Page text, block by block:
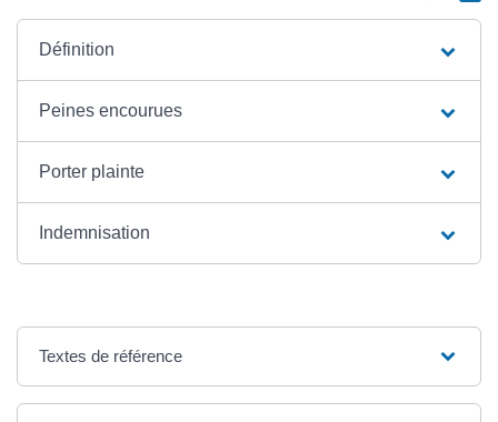
Définition
Peines encourues
Porter plainte
Indemnisation
Textes de référence